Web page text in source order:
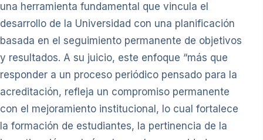
una herramienta fundamental que vincula el
desarrollo de la Universidad con una planificación
basada en el seguimiento permanente de objetivos
y resultados. A su juicio, este enfoque “más que
responder a un proceso periódico pensado para la
acreditación, refleja un compromiso permanente
con el mejoramiento institucional, lo cual fortalece
la formación de estudiantes, la pertinencia de la